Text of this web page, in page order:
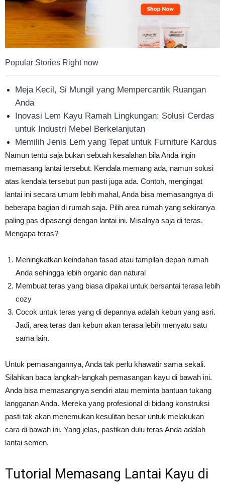
Popular Stories Right now
Meja Kecil, Si Mungil yang Mempercantik Ruangan
Anda
Inovasi Lem Kayu Ramah Lingkungan: Solusi Cerdas
untuk Industri Mebel Berkelanjutan
Memilih Jenis Lem yang Tepat untuk Furniture Kardus
Namun tentu saja bukan sebuah kesalahan bila Anda ingin
memasang lantai tersebut. Kendala memang ada, namun solusi
atas kendala tersebut pun pasti juga ada. Contoh, mengingat
lantai ini secara umum lebih mahal, Anda bisa memasangnya di
beberapa bagian di rumah saja. Pilih area rumah yang sekiranya
paling pas dipasangi dengan lantai ini. Misalnya saja di teras.
Mengapa teras?
Meningkatkan keindahan fasad atau tampilan depan rumah
Anda sehingga lebih organic dan natural
Membuat teras yang biasa dipakai untuk bersantai terasa lebih
cozy
Cocok untuk teras yang di depannya adalah kebun yang asri.
Jadi, area teras dan kebun akan terasa lebih menyatu satu
sama lain.
Untuk pemasangannya, Anda tak perlu khawatir sama sekali.
Silahkan baca langkah-langkah pemasangan kayu di bawah ini.
Anda bisa memasangnya sendiri atau meminta bantuan tukang
langganan Anda. Mereka yang profesional di bidang konstruksi
pasti tak akan menemukan kesulitan besar untuk melakukan
cara di bawah ini. Yang jelas, pastikan dulu teras Anda adalah
lantai semen.
Tutorial Memasang Lantai Kayu di